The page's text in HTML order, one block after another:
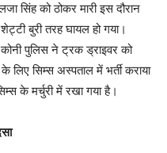
सिंह को ठोकर मारी इस दौरान
बुरी तरह घायल हो गया।
पुलिस ने ट्रक ड्राइवर को
लिए सिम्स अस्पताल में भर्ती कराया
के मर्चुरी में रखा गया है।